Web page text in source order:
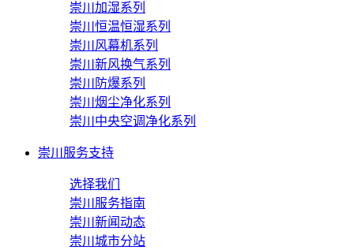
崇川加湿系列
崇川恒温恒湿系列
崇川风幕机系列
崇川新风换气系列
崇川防爆系列
崇川烟尘净化系列
崇川中央空调净化系列
崇川服务支持
选择我们
崇川服务指南
崇川新闻动态
崇川城市分站